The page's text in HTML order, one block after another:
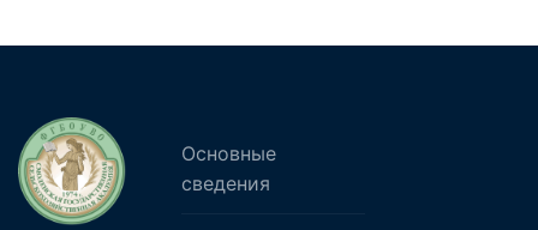
Основные
сведения